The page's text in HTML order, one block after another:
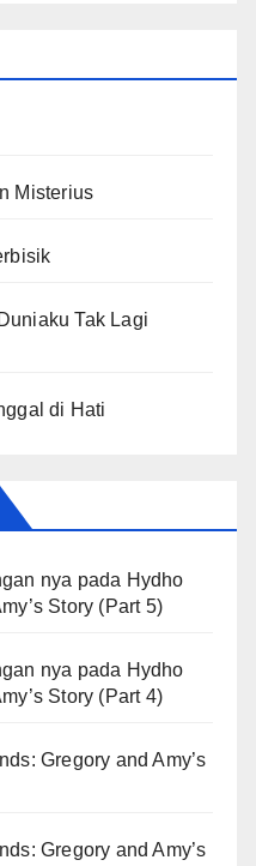
Misterius
Tak Lagi
di Hati
nya pada Hydho
Story (Part 5)
nya pada Hydho
Story (Part 4)
Gregory and Amy’s
Gregory and Amy’s